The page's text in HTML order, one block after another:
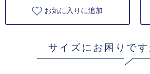
お気に入りに追加
サイズにお困りです